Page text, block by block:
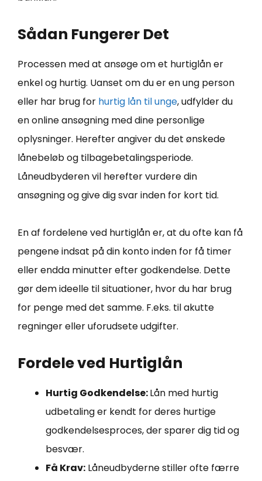
Sådan Fungerer Det
Processen med at ansøge om et hurtiglån er
enkel og hurtig. Uanset om du er en ung person
eller har brug for hurtig lån til unge, udfylder du
en online ansøgning med dine personlige
oplysninger. Herefter angiver du det ønskede
lånebeløb og tilbagebetalingsperiode.
Låneudbyderen vil herefter vurdere din
ansøgning og give dig svar inden for kort tid.
En af fordelene ved hurtiglån er, at du ofte kan få
pengene indsat på din konto inden for få timer
eller endda minutter efter godkendelse. Dette
gør dem ideelle til situationer, hvor du har brug
for penge med det samme. F.eks. til akutte
regninger eller uforudsete udgifter.
Fordele ved Hurtiglån
Hurtig Godkendelse:Lån med hurtig
udbetaling er kendt for deres hurtige
godkendelsesproces, der sparer dig tid og
besvær.
Få Krav: Låneudbyderne stiller ofte færre